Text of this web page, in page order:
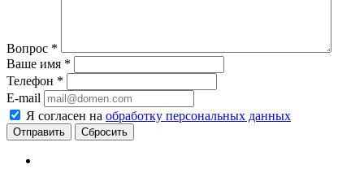
Вопрос *
Ваше имя *
Телефон *
E-mail
Я согласен на обработку персональных данных
Сбросить